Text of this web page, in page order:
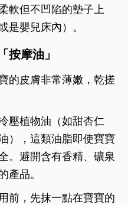
軟但不凹陷的墊子上
是嬰兒床內）。
按摩油」
的皮膚非常薄嫩，乾搓
壓植物油（如甜杏仁
），這類油脂即使寶寶
。避開含有香精、礦泉
產品。
前，先抹一點在寶寶的